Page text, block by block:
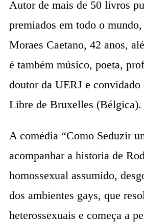
Autor de mais de 50 livros
premiados em todo o
Moraes Caetano, 42 anos,
é também músico, poeta,
doutor da UERJ e
Libre de Bruxelles (Bélgica).
A comédia “Como Seduzir
acompanhar a historia de
homossexual assumido,
dos ambientes gays, que
heterossexuais e começa a